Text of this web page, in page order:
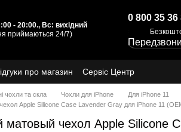
- 20:00., Вс: вихідний
приймаються 24/7)
0 800 35 36
про магазин
Сервіс Центр
чохли та скла Чохли для iPhone
Для iPhone 11
Apple Silicone Case Lavender Gray для iPhone 11
матовый чехол Apple Silicone